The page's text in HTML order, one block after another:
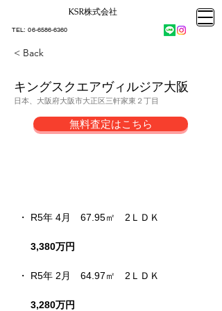
KSR株式会社​
​TEL:06-6586-6360
< Back
キングスクエアヴィルジア大阪
日本、大阪府大阪市大正区三軒家東２丁目
無料査定はこちら
・ R5年 4月　67.95㎡ 2 ＬＤＫ
3,380万円
・ R5年 2月　64.97㎡　2ＬＤＫ
3,280万円